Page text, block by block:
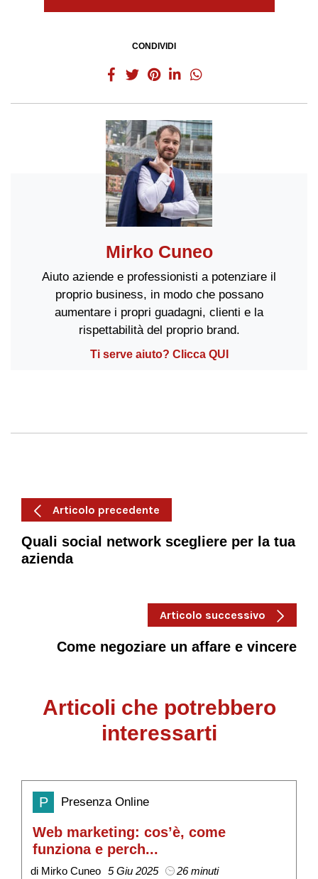
CONDIVIDI
Mirko Cuneo
Aiuto aziende e professionisti a potenziare il
proprio business, in modo che possano
aumentare i propri guadagni, clienti e la
rispettabilità del proprio brand.
Ti serve aiuto? Clicca QUI
Articolo precedente
Quali social network scegliere per la tua
azienda
Articolo successivo
Come negoziare un affare e vincere
Articoli che potrebbero
interessarti
P Presenza Online
Web marketing: cos’è, come
funziona e perch...
di Mirko Cuneo 5 Giu 2025 26 minuti